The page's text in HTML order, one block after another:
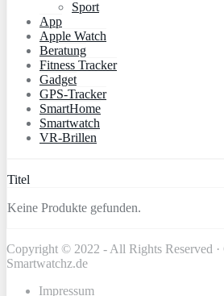
Sport
App
Apple Watch
Beratung
Fitness Tracker
Gadget
GPS-Tracker
SmartHome
Smartwatch
VR-Brillen
Titel
Keine Produkte gefunden.
Copyright © 2022 - All Rights Reserved
Smartwatchz.de
Impressum